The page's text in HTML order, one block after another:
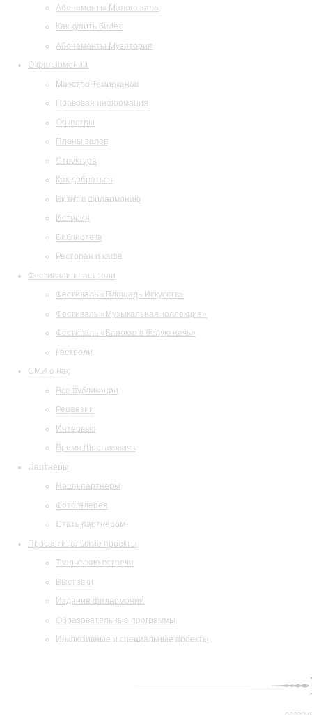
Абонементы Малого зала
Как купить билет
Абонементы Музитория
О филармонии
Маэстро Темирканов
Правовая информация
Оркестры
Планы залов
Структура
Как добраться
Визит в филармонию
История
Библиотека
Ресторан и кафе
Фестивали и гастроли
Фестиваль «Площадь Искусств»
Фестиваль «Музыкальная коллекция»
Фестиваль «Барокко в белую ночь»
Гастроли
СМИ о нас
Все публикации
Рецензии
Интервью
Время Шостаковича
Партнеры
Наши партнеры
Фотогалерея
Стать партнером
Просветительские проекты
Творческие встречи
Выставки
Издания филармонии
Образовательные программы
Инклюзивные и специальные проекты